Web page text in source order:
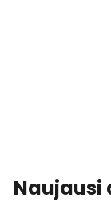
Naujausi